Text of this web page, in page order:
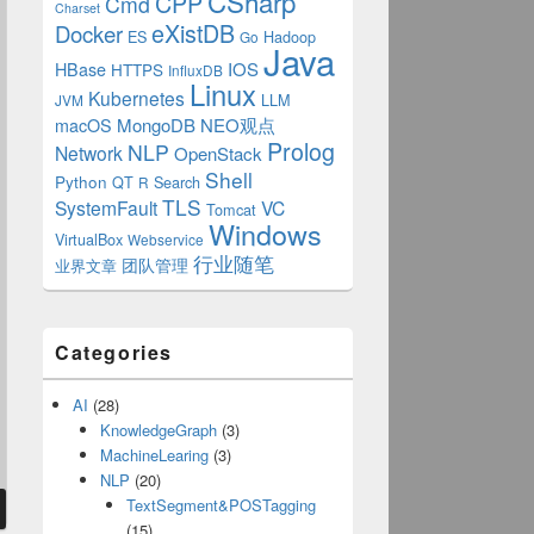
Charset
Docker ES eXistDB Go Hadoop
HBase HTTPS InfluxDB IOSJava
JVM Kubernetes Linux LLM
macOS MongoDB NEO观点
Network NLP OpenStack Prolog
Python QT R Search Shell
SystemFaultTLS Tomcat VC
VirtualBox Webservice Windows
业界文章 团队管理 行业随笔
Categories
AI (28)
KnowledgeGraph(3)
MachineLearing(3)
NLP (20)
TextSegment&POSTagging